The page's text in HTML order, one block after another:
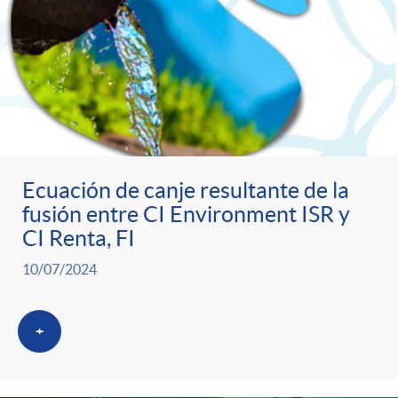
r
n
t
i
c
n
e
n
d
u
b
c
a
d
Ecuación de canje resultante de la
fusión entre CI Environment ISR y
CI Renta, FI
10/07/2024
+